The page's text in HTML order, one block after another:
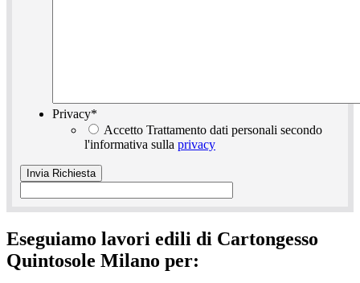
Privacy*
Accetto Trattamento dati personali secondo
l'informativa sulla privacy
Eseguiamo lavori edili di Cartongesso
Quintosole Milano per: